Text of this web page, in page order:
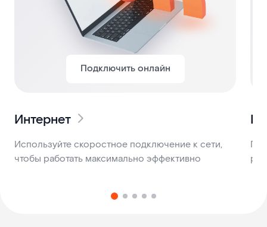
Подключить онлайн
Интернет
Используйте скоростное подключение к сети,
чтобы работать максимально эффективно